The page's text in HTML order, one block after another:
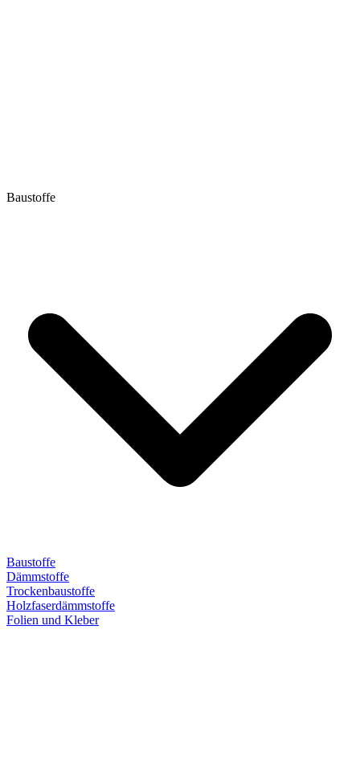
Baustoffe
Baustoffe
Dämmstoffe
Trockenbaustoffe
Holzfaserdämmstoffe
Folien und Kleber